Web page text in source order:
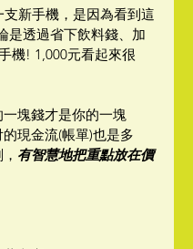
新手機，是因為看到這
是透過省下飲料錢、加
機! 1,000元看起來很
塊錢才是你的一塊
現金流(帳單)也是多
有智慧地把重點放在價